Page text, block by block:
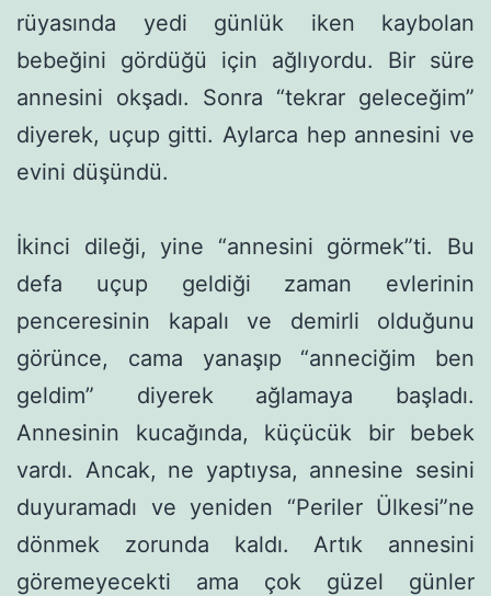
rüyasında yedi günlük iken kaybolan
bebeğini gördüğü için ağlıyordu. Bir süre
annesini okşadı. Sonra “tekrar geleceğim”
diyerek, uçup gitti. Aylarca hep annesini ve
evini düşündü.
İkinci dileği, yine “annesini görmek”ti. Bu
defa uçup geldiği zaman evlerinin
penceresinin kapalı ve demirli olduğunu
görün­ce, cama yanaşıp “anneciğim ben
geldim” diyerek ağlamaya başladı.
Annesinin kucağında, küçücük bir bebek
vardı. Ancak, ne yaptıy­sa, annesine sesini
duyuramadı ve yeniden “Periler Ülkesi”ne
dön­mek zorunda kaldı. Artık annesini
göremeyecekti ama çok güzel günler